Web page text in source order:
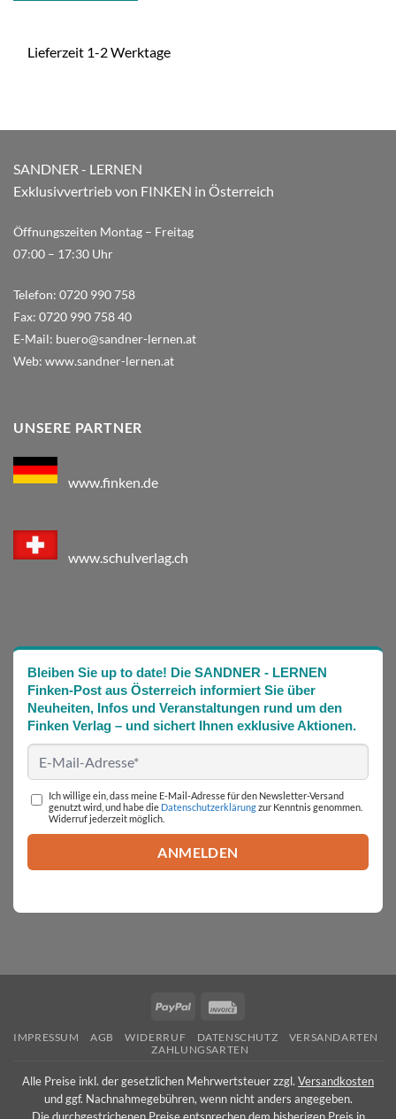
Lieferzeit 1-2 Werktage
SANDNER - LERNEN
Exklusivvertrieb von FINKEN in Österreich
Öffnungszeiten Montag – Freitag
07:00 – 17:30 Uhr
Telefon: 0720 990 758
Fax: 0720 990 758 40
E-Mail: buero@sandner-lernen.at
Web: www.sandner-lernen.at
UNSERE PARTNER
www.finken.de
www.schulverlag.ch
Bleiben Sie up to date! Die SANDNER - LERNEN
Finken-Post aus Österreich informiert Sie über
Neuheiten, Infos und Veranstaltungen rund um den
Finken Verlag – und sichert Ihnen exklusive Aktionen.
Ich willige ein, dass meine E-Mail-Adresse für den Newsletter-Versand
genutzt wird, und habe die Datenschutzerklärungzur Kenntnis genommen.
Widerruf jederzeit möglich.
PayPal
IMPRESSUM AGB WIDERRUF DATENSCHUTZ
VERSANDARTEN
ZAHLUNGSARTEN
Alle Preise inkl. der gesetzlichen Mehrwertsteuer zzgl. Versandkosten
und ggf. Nachnahmegebühren, wenn nicht anders angegeben.
Die durchgestrichenen Preise entsprechen dem bisherigen Preis in